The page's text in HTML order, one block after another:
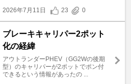
2026年7月11日
23 0
ブレーキキャリパー2ポット
化の経緯
アウトランダーPHEV（GG2Wの後期
型）のキャリパーが2ポットでポン付
できるという情報があったの ...